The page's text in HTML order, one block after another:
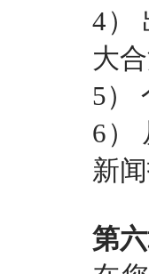
4）
大
5）
6）
新
第